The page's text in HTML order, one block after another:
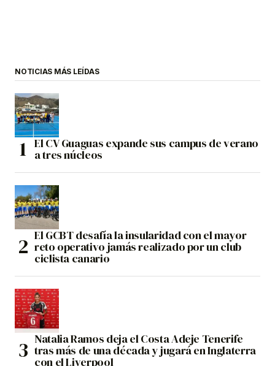
NOTICIAS MÁS LEÍDAS
El CV Guaguas expande sus campus de verano
a tres núcleos
El GCBT desafía la insularidad con el mayor
reto operativo jamás realizado por un club
ciclista canario
Natalia Ramos deja el Costa Adeje Tenerife
tras más de una década y jugará en Inglaterra
con el Liverpool